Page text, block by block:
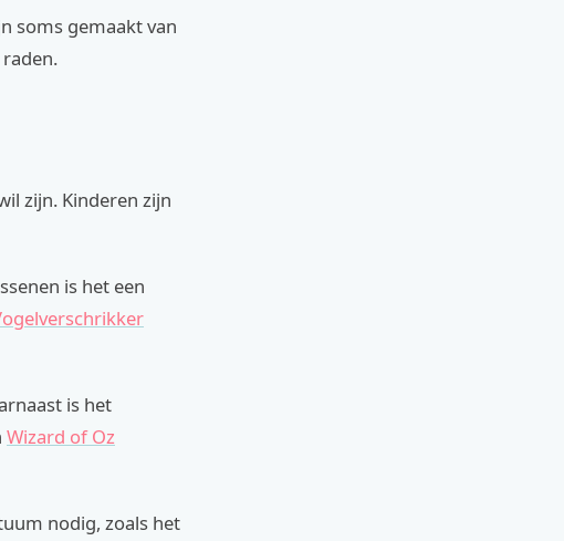
soms gemaakt van
zijn. Kinderen zijn
is het een
is het
Wizard of Oz
nodig, zoals het